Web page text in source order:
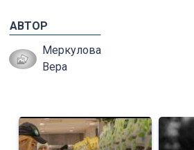
АВТОР
Меркулова
Вера